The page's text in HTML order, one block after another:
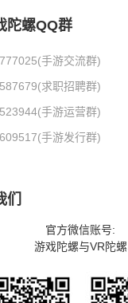
陀螺QQ群
手游交流群)
求职招聘群)
手游运营群)
手游发行群)
们
官方微信账号:
游戏陀螺与VR陀螺